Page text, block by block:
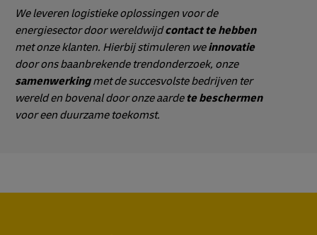
We leveren logistieke oplossingen voor de
energiesector door wereldwijdcontact te hebben
met onze klanten. Hierbij stimuleren weinnovatie
door ons baanbrekende trendonderzoek, onze
samenwerkingmet de succesvolste bedrijven ter
wereld en bovenal door onze aarde te beschermen
voor een duurzame toekomst.